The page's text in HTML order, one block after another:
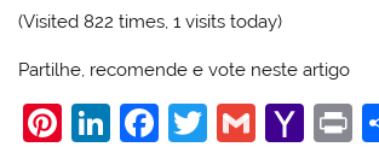
(Visited 822 times, 1 visits today)
Partilhe, recomende e vote neste artigo
Pi Li F
T
G
Y